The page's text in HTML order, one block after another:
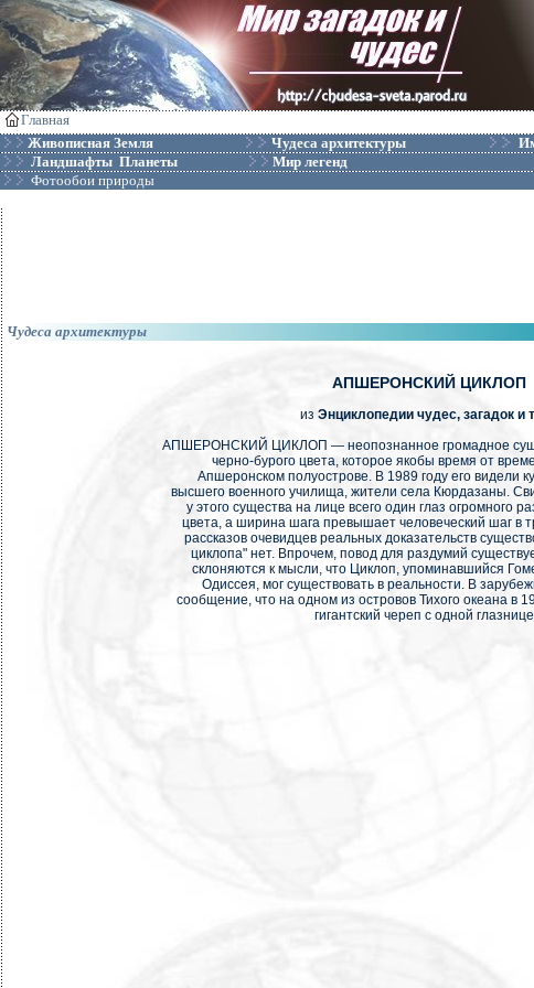
Главная
Живописная Земля
Чудеса архитектуры
Ландшафты Планеты
Мир легенд
Фотообои природы
Чудеса архитектуры
АПШЕРОНСКИЙ ЦИКЛОП
из Энциклопедии чудес, загадок и
АПШЕРОНСКИЙ ЦИКЛОП — неопознанное громадное
черно-бурого цвета, которое якобы время от
Апшеронском полуострове. В 1989 году его видели
высшего военного училища, жители села Кюрдазаны.
у этого существа на лице всего один глаз огромного
цвета, а ширина шага превышает человеческий шаг в
рассказов очевидцев реальных доказательств
циклопа" нет. Впрочем, повод для раздумий
склоняются к мысли, что Циклоп, упоминавшийся
Одиссея, мог существовать в реальности. В
сообщение, что на одном из островов Тихого океана в
гигантский череп с одной